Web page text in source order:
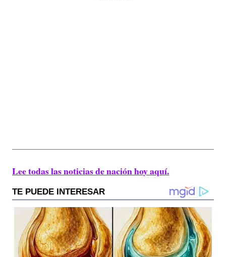
Lee todas las noticias de nación hoy aquí.